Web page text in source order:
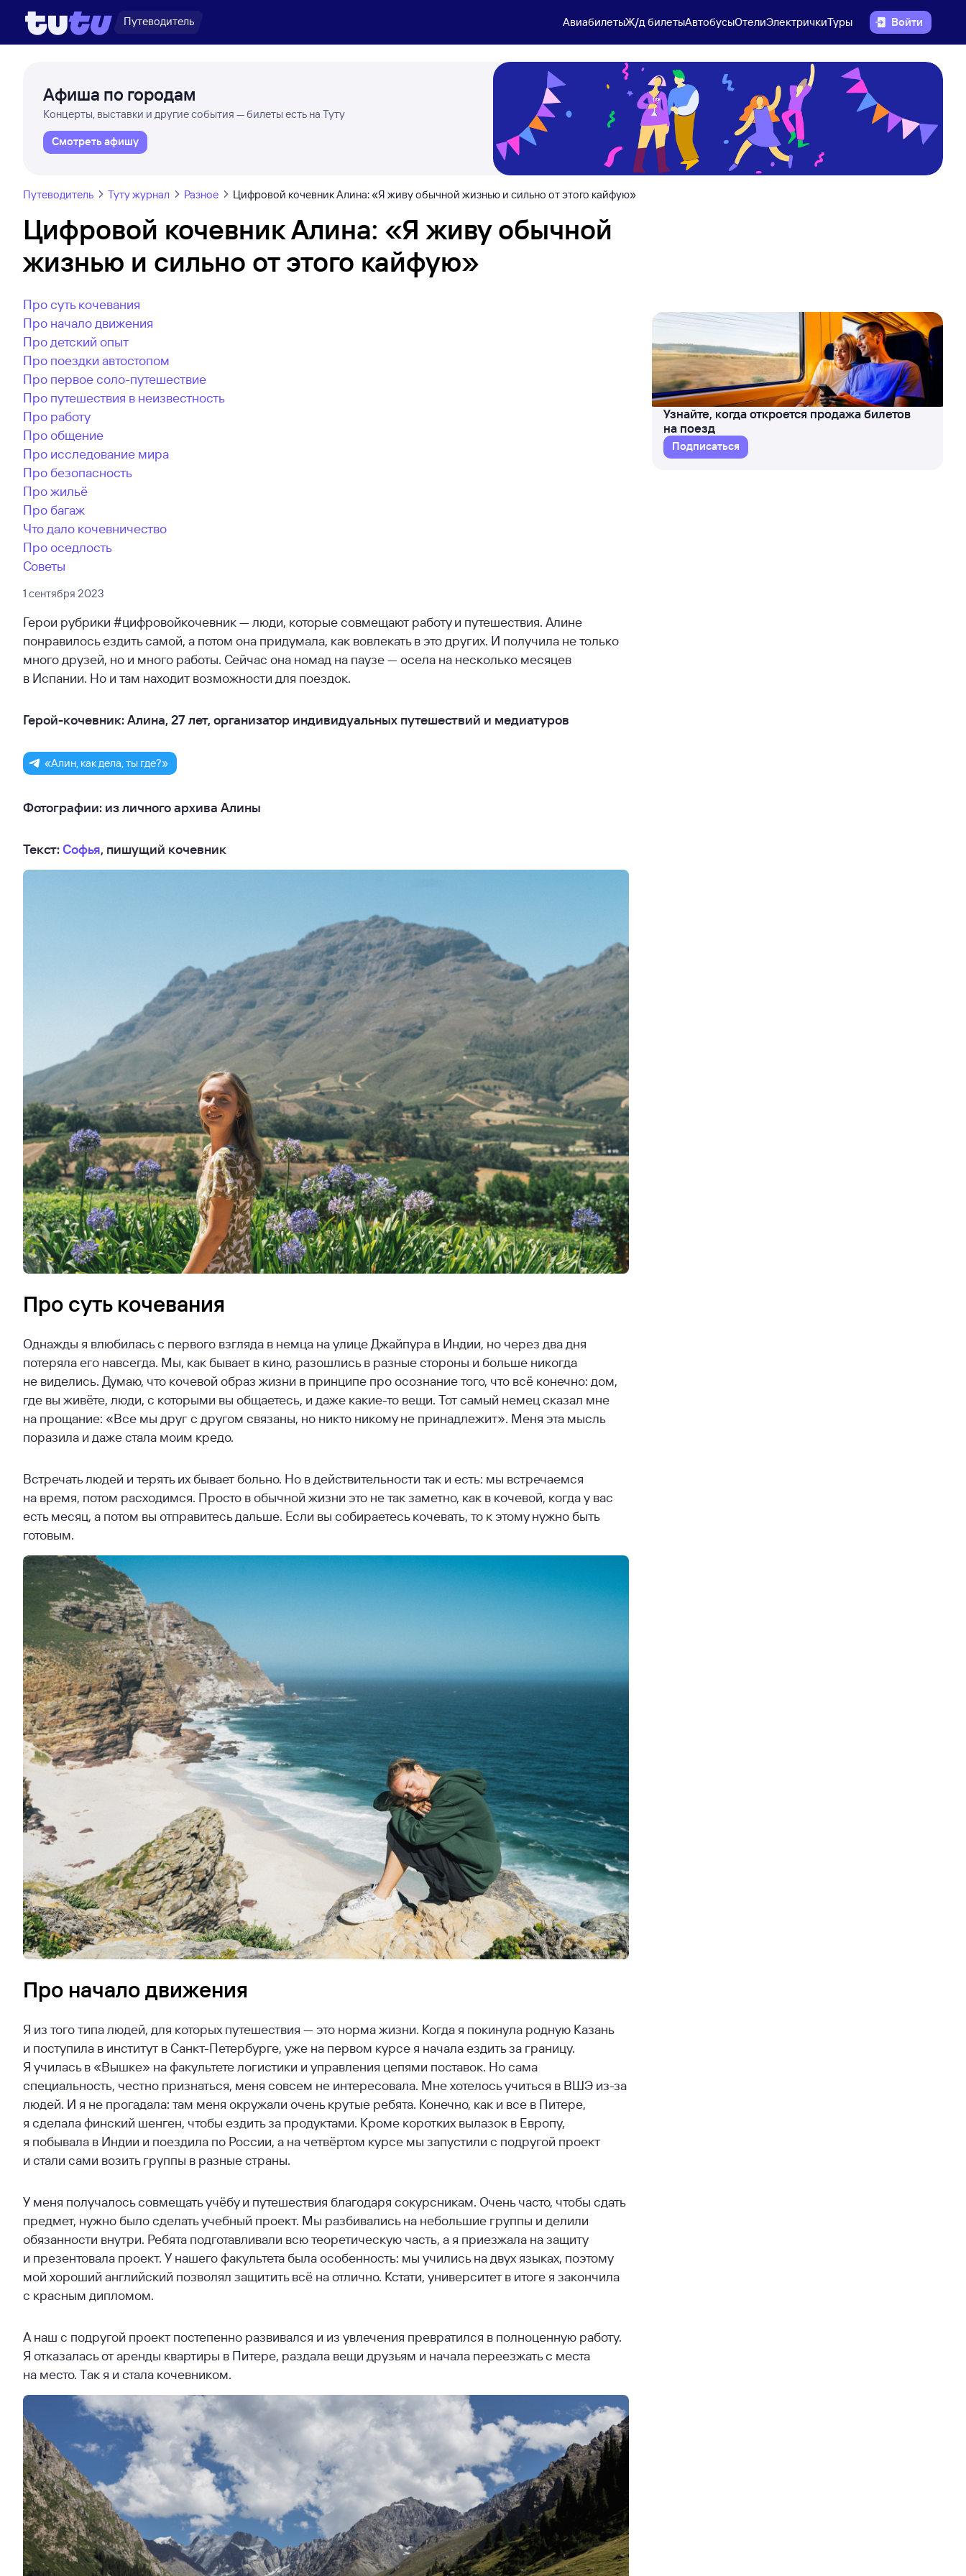
Путеводитель АвиабилетыЖ/д билетыАвтобусыОтелиЭлектричкиТуры Войти
Афиша по городам
Концерты, выставки и другие события — билеты есть на Туту
Смотреть афишу
Путеводитель Туту журнал Разное Цифровой кочевник Алина: «Я живу обычной жизнью и сильно от этого кайфую»
Цифровой кочевник Алина: «Я живу обычной
жизнью и сильно от этого кайфую»
Про суть кочевания
Про начало движения
Про детский опыт
Про поездки автостопом
Про первое соло-путешествие
Про путешествия в неизвестность
Про работу
Про общение
Про исследование мира
Про безопасность
Про жильё
Про багаж
Что дало кочевничество
Про оседлость
Советы
1 сентября 2023
Герои рубрики #цифровойкочевник — люди, которые совмещают работу и путешествия. Алине
понравилось ездить самой, а потом она придумала, как вовлекать в это других. И получила не только
много друзей, но и много работы. Сейчас она номад на паузе — осела на несколько месяцев
в Испании. Но и там находит возможности для поездок.
Герой-кочевник: Алина, 27 лет, организатор индивидуальных путешествий и медиатуров
«Алин, как дела, ты где?»
Фотографии: из личного архива Алины
Текст:Софья, пишущий кочевник
Про суть кочевания
Однажды я влюбилась с первого взгляда в немца на улице Джайпура в Индии, но через два дня
потеряла его навсегда. Мы, как бывает в кино, разошлись в разные стороны и больше никогда
не виделись. Думаю, что кочевой образ жизни в принципе про осознание того, что всё конечно: дом,
где вы живёте, люди, с которыми вы общаетесь, и даже какие-то вещи. Тот самый немец сказал мне
на прощание: «Все мы друг с другом связаны, но никто никому не принадлежит». Меня эта мысль
поразила и даже стала моим кредо.
Встречать людей и терять их бывает больно. Но в действительности так и есть: мы встречаемся
на время, потом расходимся. Просто в обычной жизни это не так заметно, как в кочевой, когда у вас
есть месяц, а потом вы отправитесь дальше. Если вы собираетесь кочевать, то к этому нужно быть
готовым.
Про начало движения
Я из того типа людей, для которых путешествия — это норма жизни. Когда я покинула родную Казань
и поступила в институт в Санкт-Петербурге, уже на первом курсе я начала ездить за границу.
Я училась в «Вышке» на факультете логистики и управления цепями поставок. Но сама
специальность, честно признаться, меня совсем не интересовала. Мне хотелось учиться в ВШЭ из-за
людей. И я не прогадала: там меня окружали очень крутые ребята. Конечно, как и все в Питере,
я сделала финский шенген, чтобы ездить за продуктами. Кроме коротких вылазок в Европу,
я побывала в Индии и поездила по России, а на четвёртом курсе мы запустили с подругой проект
и стали сами возить группы в разные страны.
У меня получалось совмещать учёбу и путешествия благодаря сокурсникам. Очень часто, чтобы сдать
предмет, нужно было сделать учебный проект. Мы разбивались на небольшие группы и делили
обязанности внутри. Ребята подготавливали всю теоретическую часть, а я приезжала на защиту
и презентовала проект. У нашего факультета была особенность: мы учились на двух языках, поэтому
мой хороший английский позволял защитить всё на отлично. Кстати, университет в итоге я закончила
с красным дипломом.
А наш с подругой проект постепенно развивался и из увлечения превратился в полноценную работу.
Я отказалась от аренды квартиры в Питере, раздала вещи друзьям и начала переезжать с места
на место. Так я и стала кочевником.
Узнайте, когда откроется продажа билетов
на поезд
Подписаться